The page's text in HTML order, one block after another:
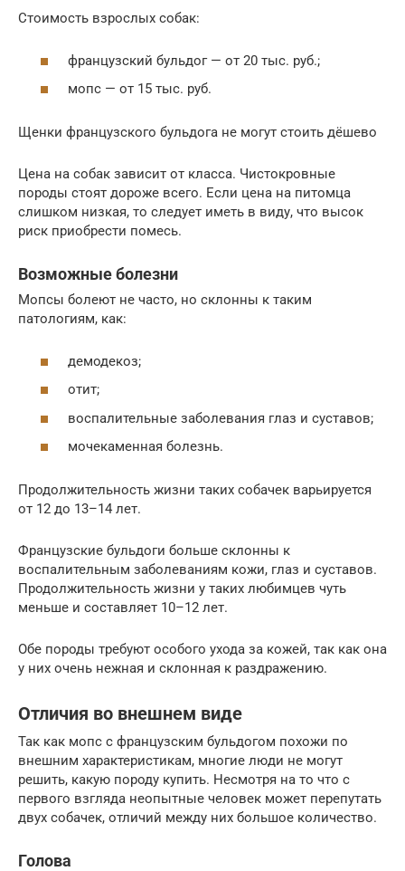
Стоимость взрослых собак:
французский бульдог — от 20 тыс. руб.;
мопс — от 15 тыс. руб.
Щенки французского бульдога не могут стоить дёшево
Цена на собак зависит от класса. Чистокровные
породы стоят дороже всего. Если цена на питомца
слишком низкая, то следует иметь в виду, что высок
риск приобрести помесь.
Возможные болезни
Мопсы болеют не часто, но склонны к таким
патологиям, как:
демодекоз;
отит;
воспалительные заболевания глаз и суставов;
мочекаменная болезнь.
Продолжительность жизни таких собачек варьируется
от 12 до 13–14 лет.
Французские бульдоги больше склонны к
воспалительным заболеваниям кожи, глаз и суставов.
Продолжительность жизни у таких любимцев чуть
меньше и составляет 10–12 лет.
Обе породы требуют особого ухода за кожей, так как она
у них очень нежная и склонная к раздражению.
Отличия во внешнем виде
Так как мопс с французским бульдогом похожи по
внешним характеристикам, многие люди не могут
решить, какую породу купить. Несмотря на то что с
первого взгляда неопытные человек может перепутать
двух собачек, отличий между них большое количество.
Голова